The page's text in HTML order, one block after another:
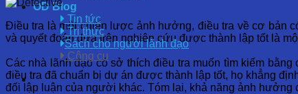
OD Blog
Tin tức
Tri thức
Sách cho người lãnh đạo
Công cụ
Điều tra là một chiến lược ảnh hưởng, điều tra về cơ bản
và quyết đoán dựa trên nghiên cứu được thành lập tốt là
Các nhà lãnh đạo có sở thích điều tra muốn tìm kiếm
điều tra đã chuẩn bị dự án được thành lập tốt, họ khẳng
đối lập luận của người khác. Tóm lại, khả năng ảnh